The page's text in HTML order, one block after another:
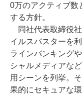
0万のアクティブ数
する方針。
同社代表取締役
イルスバスターを
ラインバンキング
シャルメディアな
用シーンを列挙。
果的にセキュアな